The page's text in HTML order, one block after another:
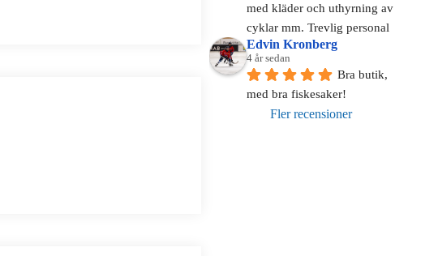
med kläder och uthyrning av
cyklar mm. Trevlig personal
Edvin Kronberg
4 år sedan
Bra butik,
med bra fiskesaker!
Fler recensioner